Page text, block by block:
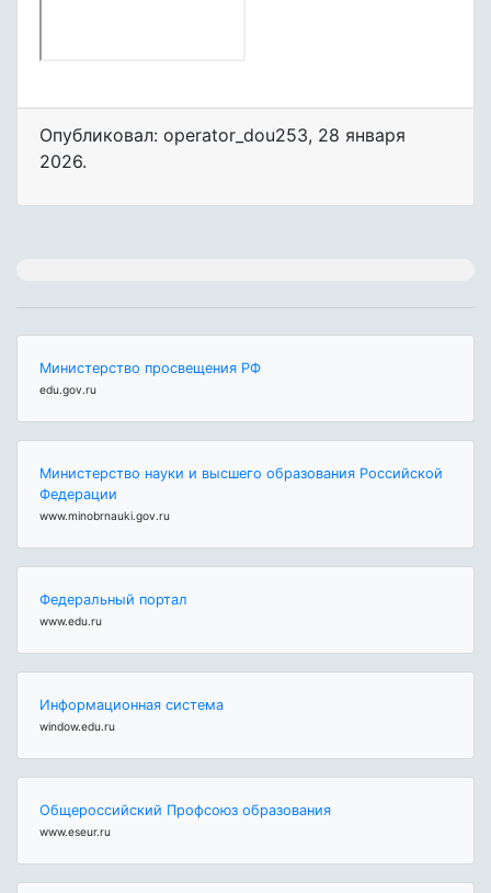
Опубликовал: operator_dou253, 28 января
2026.
Министерство просвещения РФ
edu.gov.ru
Министерство науки и высшего образования Российской
Федерации
www.minobrnauki.gov.ru
Федеральный портал
www.edu.ru
Информационная система
window.edu.ru
Общероссийский Профсоюз образования
www.eseur.ru